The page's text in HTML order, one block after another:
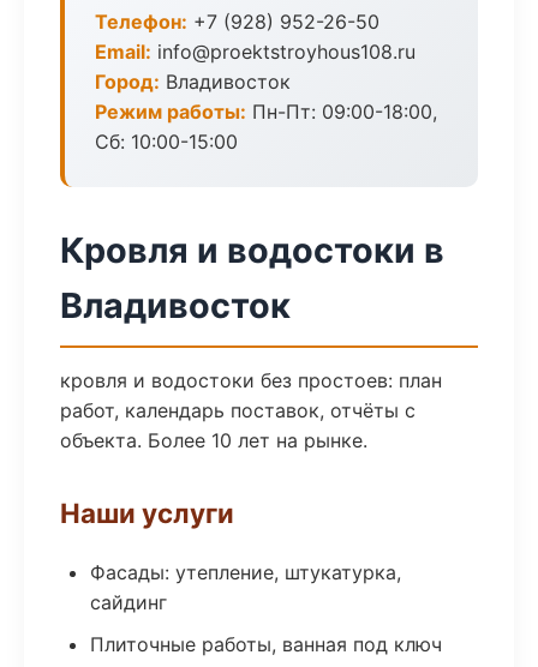
Телефон: +7 (928) 952-26-50
Email: info@proektstroyhous108.ru
Город: Владивосток
Режим работы: Пн-Пт: 09:00-18:00,
Сб: 10:00-15:00
Кровля и водостоки в
Владивосток
кровля и водостоки без простоев: план
работ, календарь поставок, отчёты с
объекта. Более 10 лет на рынке.
Наши услуги
Фасады: утепление, штукатурка,
сайдинг
Плиточные работы, ванная под ключ